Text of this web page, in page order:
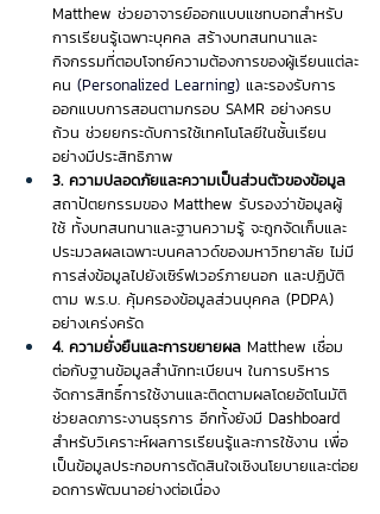
Matthew ช่วยอาจารย์ออกแบบแชทบอทสำหรับ
การเรียนรู้เฉพาะบุคคล สร้างบทสนทนาและ
กิจกรรมที่ตอบโจทย์ความต้องการของผู้เรียนแต่ละ
คน (Personalized Learning) และรองรับการ
ออกแบบการสอนตามกรอบ SAMR อย่างครบ
ถ้วน ช่วยยกระดับการใช้เทคโนโลยีในชั้นเรียน
อย่างมีประสิทธิภาพ
3. ความปลอดภัยและความเป็นส่วนตัวของข้อมูล
สถาปัตยกรรมของ Matthew รับรองว่าข้อมูลผู้
ใช้ ทั้งบทสนทนาและฐานความรู้ จะถูกจัดเก็บและ
ประมวลผลเฉพาะบนคลาวด์ของมหาวิทยาลัย ไม่มี
การส่งข้อมูลไปยังเซิร์ฟเวอร์ภายนอก และปฏิบัติ
ตาม พ.ร.บ. คุ้มครองข้อมูลส่วนบุคคล (PDPA)
อย่างเคร่งครัด
4. ความยั่งยืนและการขยายผล Matthew เชื่อม
ต่อกับฐานข้อมูลสำนักทะเบียนฯ ในการบริหาร
จัดการสิทธิ์การใช้งานและติดตามผลโดยอัตโนมัติ
ช่วยลดภาระงานธุรการ อีกทั้งยังมี Dashboard
สำหรับวิเคราะห์ผลการเรียนรู้และการใช้งาน เพื่อ
เป็นข้อมูลประกอบการตัดสินใจเชิงนโยบายและต่อย
อดการพัฒนาอย่างต่อเนื่อง